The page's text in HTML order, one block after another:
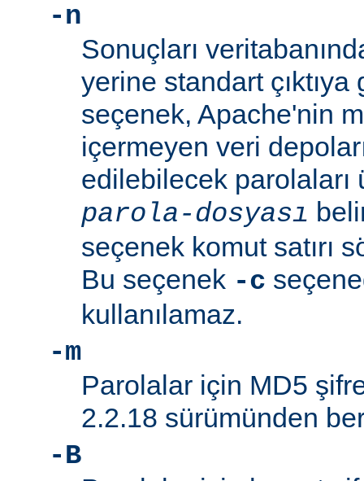
-n
Sonuçları
yerine standart çıktıya
seçenek, Apache'nin
içermeyen veri
edilebilecek parolaları
parola-dosyası
seçenek komut satırı
Bu seçenek -c
kullanılamaz.
-m
Parolalar için MD5
2.2.18 sürümünden
-B